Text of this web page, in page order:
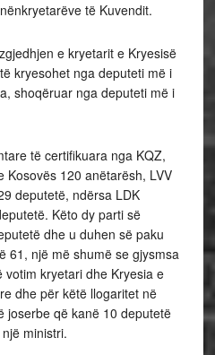
të Kuvendit.
e kryetarit e Kryesisë
kryesohet nga deputeti më i
shoqëruar nga deputeti më i
të certifikuara nga KQZ,
Kosovës 120 anëtarësh, LVV
deputetë, ndërsa LDK
Këto dy parti së
dhe u duhen së paku
61, një më shumë se gjysmsa
kryetari dhe Kryesia e
dhe për këtë llogaritet në
joserbe që kanë 10 deputetë
ministri.